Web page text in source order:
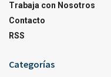
Trabaja con Nosotros
Contacto
RSS
Categorías